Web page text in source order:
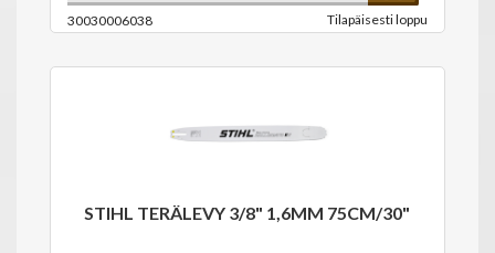
30030006038 Tilapäisesti loppu
STIHL TERÄLEVY 3/8" 1,6MM 75CM/30"